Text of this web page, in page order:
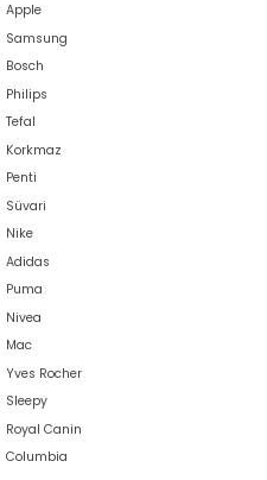
Apple
Samsung
Bosch
Philips
Tefal
Korkmaz
Penti
Süvari
Nike
Adidas
Puma
Nivea
Mac
Yves Rocher
Sleepy
Royal Canin
Columbia